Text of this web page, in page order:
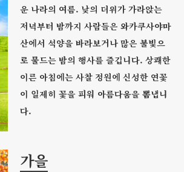
운 나라의 여름. 낮의 더위가 가라앉는
저녁부터 밤까지 사람들은 와카쿠사야마
산에서 석양을 바라보거나 많은 불빛으
로 물드는 밤의 행사를 즐깁니다. 상쾌한
이른 아침에는 사찰 정원에 신성한 연꽃
이 일제히 꽃을 피워 아름다움을 뽐냅니
다.
가을